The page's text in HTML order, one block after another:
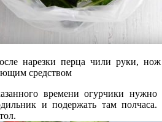
нарезки перца чили руки,
средством
времени огурчики нужно
и подержать там полчаса.